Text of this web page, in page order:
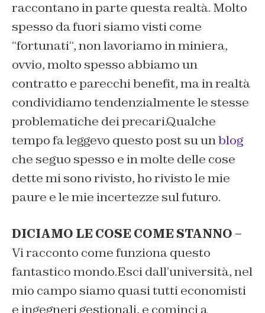
raccontano in parte questa realtà. Molto
spesso da fuori siamo visti come
“fortunati“, non lavoriamo in miniera,
ovvio, molto spesso abbiamo un
contratto e parecchi benefit, ma in realtà
condividiamo tendenzialmente le stesse
problematiche dei precari.Qualche
tempo fa leggevo questo post su unblog
che seguo spesso e in molte delle cose
dette mi sono rivisto, ho rivisto le mie
paure e le mie incertezze sul futuro.
DICIAMO LE COSE COME STANNO –
Vi racconto come funziona questo
fantastico mondo.Esci dall’università, nel
mio campo siamo quasi tutti economisti
e ingegneri gestionali, e cominci a